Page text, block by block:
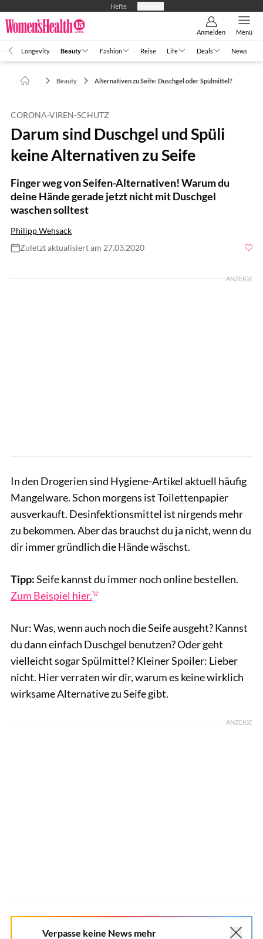
Hefte
Anmelden Menü
Longevity Beauty Fashion Reise Life Deals News
Beauty Alternativen zu Seife: Duschgel oder Spülmittel?
CORONA-VIREN-SCHUTZ
Darum sind Duschgel und Spüli
keine Alternativen zu Seife
Finger weg von Seifen-Alternativen! Warum du
deine Hände gerade jetzt nicht mit Duschgel
waschen solltest
Philipp Wehsack
Zuletzt aktualisiert am 27.03.2020
ANZEIGE
In den Drogerien sind Hygiene-Artikel aktuell häufig
Mangelware. Schon morgens ist Toilettenpapier
ausverkauft. Desinfektionsmittel ist nirgends mehr
zu bekommen. Aber das brauchst du ja nicht, wenn du
dir immer gründlich die Hände wäschst.
Tipp:Seife kannst du immer noch online bestellen.
Zum Beispiel hier.
Nur: Was, wenn auch noch die Seife ausgeht? Kannst
du dann einfach Duschgel benutzen? Oder geht
vielleicht sogar Spülmittel? Kleiner Spoiler: Lieber
nicht. Hier verraten wir dir, warum es keine wirklich
wirksame Alternative zu Seife gibt.
ANZEIGE
Verpasse keine News mehr